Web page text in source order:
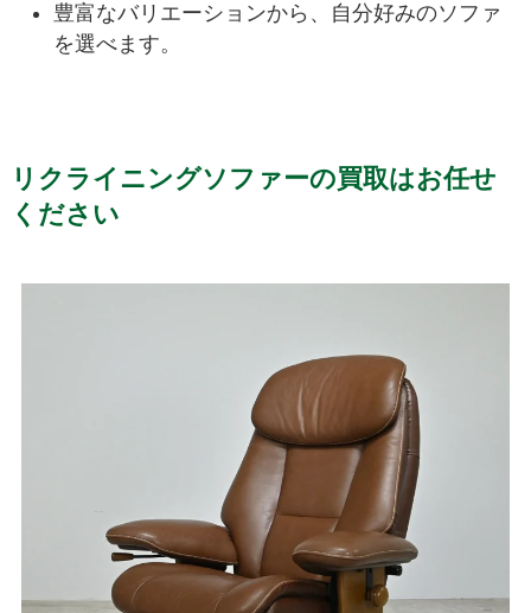
豊富なバリエーションから、自分好みのソファ
を選べます。
リクライニングソファーの買取はお任せ
ください